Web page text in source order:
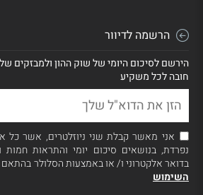
הרשמה לדיוור
הירשם לסיכום היומי של שוק ההון ולמבזקים של
חובה לכל משקיע
אני מאשר קבלת שני ניוזלטרים, אשר כל
נפרדת, בנושאים סיכום יומי והתראות חמות
בדואר אלקטרוני ו/ או באמצעות הסלולר בהתאם
השימוש